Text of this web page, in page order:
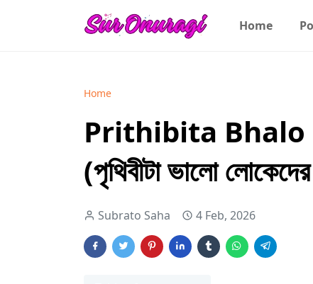
Home
Home
Prithibita Bhalo
(পৃথিবীটা ভালো
Subrato Saha 4 Feb, 2026